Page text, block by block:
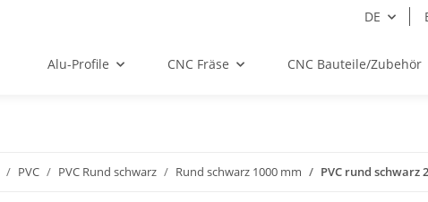
DE
Alu-Profile CNC Fräse CNC Bauteile/Zubehör
PVC PVC Rund schwarz Rund schwarz 1000 mm PVC rund schwarz